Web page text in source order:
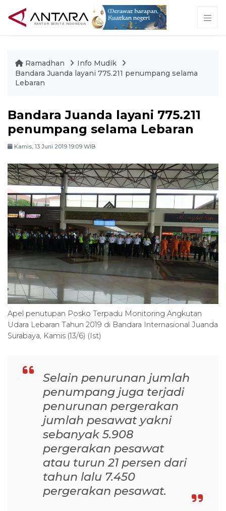
Ramadhan
Info Mudik
Bandara Juanda layani 775.211 penumpang selama
Lebaran
Bandara Juanda layani 775.211
penumpang selama Lebaran
Kamis, 13 Juni 2019 19:09 WIB
Apel penutupan Posko Terpadu Monitoring Angkutan
Udara Lebaran Tahun 2019 di Bandara Internasional Juanda
Surabaya, Kamis (13/6) (Ist)
Selain penurunan jumlah
penumpang juga terjadi
penurunan pergerakan
jumlah pesawat yakni
sebanyak 5.908
pergerakan pesawat
atau turun 21 persen dari
tahun lalu 7.450
pergerakan pesawat.